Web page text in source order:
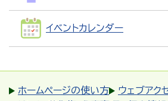
イベントカレンダー
ホームページの使い方
ウェブアク